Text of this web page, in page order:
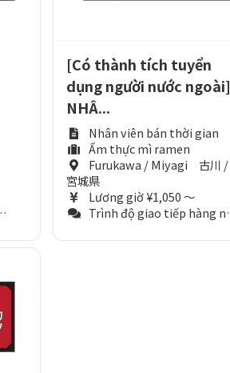
[Có thành tích tuyển
dụng người nước ngoài]
NHÂ...
Nhân viên bán thời gian
Ẩm thực mì ramen
Furukawa / Miyagi 古川 /
宮城県
Lương giờ ¥1,050 ～
Trình độ giao tiếp hàng ngày (Tương đương N3)